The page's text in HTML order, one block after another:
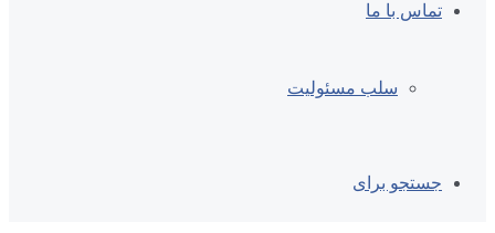
تماس با ما
سلب مسئولیت
جستجو برای